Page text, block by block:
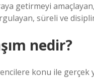
getirmeyi
süreli ve
nedir?
konu ile gerçek